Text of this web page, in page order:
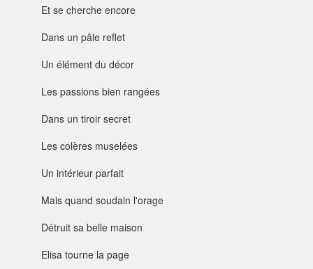
Et se cherche encore
Dans un pâle reflet
Un élément du décor
Les passions bien rangées
Dans un tiroir secret
Les colères muselées
Un intérieur parfait
Mais quand soudain l'orage
Détruit sa belle maison
Elisa tourne la page